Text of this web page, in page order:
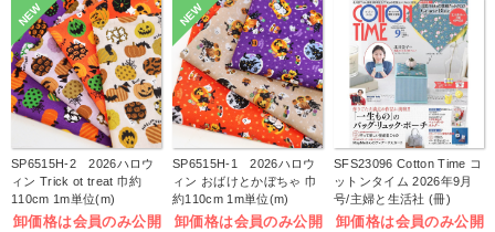
NEW
SP6515H-2 2026ハロウ
ィン Trick ot treat 巾約
110cm 1m単位(m)
卸価格は会員のみ公開
NEW
SP6515H-1 2026ハロウ
ィン おばけとかぼちゃ 巾
約110cm 1m単位(m)
卸価格は会員のみ公開
SFS23096 Cotton Time コ
ットンタイム 2026年9月
号/主婦と生活社 (冊)
卸価格は会員のみ公開